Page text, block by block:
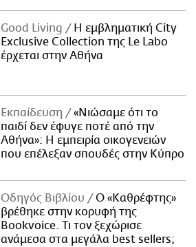
Good Living
Η εμβληματική City
Exclusive Collection της Le Labo
έρχεται στην Αθήνα
Εκπαίδευση
«Νιώσαμε ότι το
παιδί δεν έφυγε ποτέ από την
Αθήνα»: Η εμπειρία οικογενειών
που επέλεξαν σπουδές στην Κύπρο
Οδηγός Βιβλίου
Ο «Καθρέφτης»
βρέθηκε στην κορυφή της
Bookvoice. Τι τον ξεχώρισε
ανάμεσα στα μεγάλα best sellers;